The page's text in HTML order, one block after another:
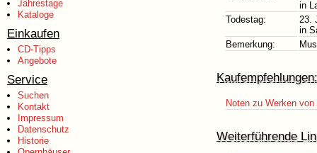
Jahrestage
Kataloge
Einkaufen
CD-Tipps
Angebote
Service
Suchen
Kontakt
Impressum
Datenschutz
Historie
in
Todestag:
23.
in
Bemerkung:
Kaufempfehlungen:
Noten zu Werken
Weiterführende